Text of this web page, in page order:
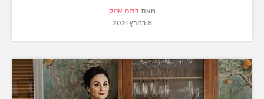
מאת רתם איזק
8 במרץ 2021